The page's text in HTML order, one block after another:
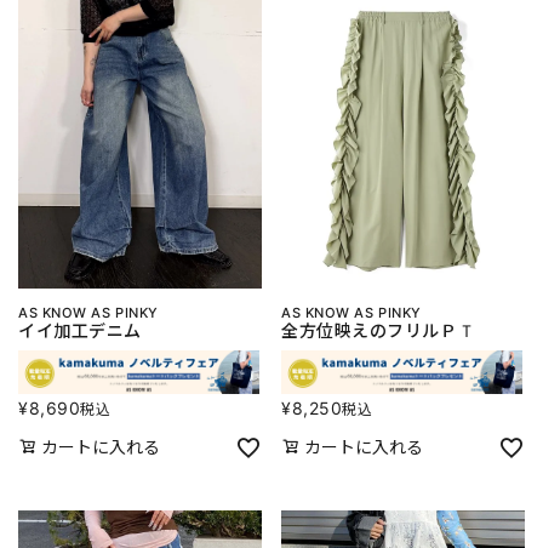
AS KNOW AS PINKY
イイ加工デニム
¥8,690税込
カートに入れる
AS KNOW AS PINKY
全方位映えのフリルＰＴ
¥8,250税込
カートに入れる